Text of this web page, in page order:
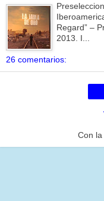
Regard” –
2013. I...
26 comentarios:
Con